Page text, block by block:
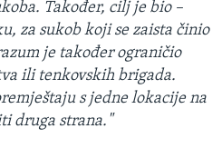
Također, cilj je bio –
za sukob koji se zaista činio
je također ograničio
ili tenkovskih brigada.
s jedne lokacije na
druga strana."